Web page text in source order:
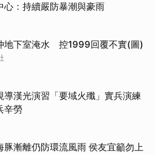
心：持續嚴防暴潮與豪雨
地下室淹水 控1999回覆不實(圖)
導漢光演習「要域火殲」實兵演練
辛勞
豚漸離仍防環流風雨 侯友宜籲勿上